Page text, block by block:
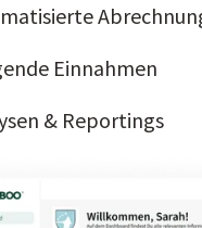
Einnahmen
& Reportings